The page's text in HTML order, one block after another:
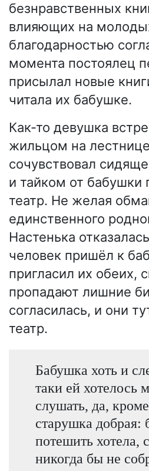
безнравственных
влияющих на
благодарностью
момента постоялец
присылал новые
читала их бабушке.
Как-то девушка
жильцом на
сочувствовал
и тайком от бабушки
театр. Не желая
единственного
Настенька
человек пришёл к
пригласил их обеих,
пропадают лишние
согласилась, и они
театр.
Бабушка хоть и
таки ей хотелось
слушать, да,
старушка добрая:
потешить хотела,
никогда бы не